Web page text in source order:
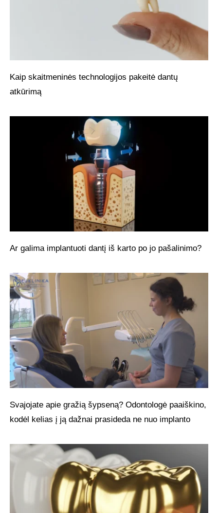
Kaip skaitmeninės technologijos pakeitė dantų
atkūrimą
Ar galima implantuoti dantį iš karto po jo pašalinimo?
Svajojate apie gražią šypseną? Odontologė paaiškino,
kodėl kelias į ją dažnai prasideda ne nuo implanto